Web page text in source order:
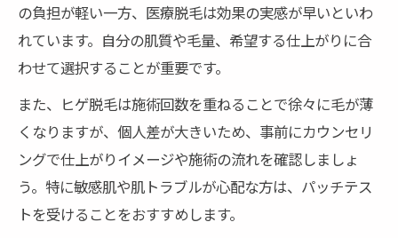
の負担が軽い一方、医療脱毛は効果の実感が早いといわ
れています。自分の肌質や毛量、希望する仕上がりに合
わせて選択することが重要です。
また、ヒゲ脱毛は施術回数を重ねることで徐々に毛が薄
くなりますが、個人差が大きいため、事前にカウンセリ
ングで仕上がりイメージや施術の流れを確認しましょ
う。特に敏感肌や肌トラブルが心配な方は、パッチテス
トを受けることをおすすめします。